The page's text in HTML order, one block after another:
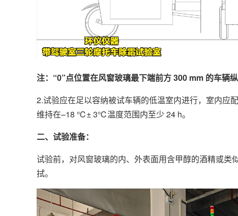
注：“0”点位置在风窗玻璃最下端前方 300 mm 的车辆纵
2.试验应在足以容纳被试车辆的低温室内进行，室内应
维持在–18 ℃± 3℃温度范围内至少 24 h。
二、试验准备：
试验前，对风窗玻璃的内、外表面用含甲醇的酒精或
拭。